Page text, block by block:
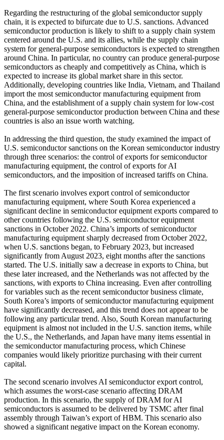
Regarding the restructuring of the global semiconductor supply
chain, it is expected to bifurcate due to U.S. sanctions. Advanced
semiconductor production is likely to shift to a supply chain system
centered around the U.S. and its allies, while the supply chain
system for general-purpose semiconductors is expected to strengthen
around China. In particular, no country can produce general-purpose
semiconductors as cheaply and competitively as China, which is
expected to increase its global market share in this sector.
Additionally, developing countries like India, Vietnam, and Thailand
import the most semiconductor manufacturing equipment from
China, and the establishment of a supply chain system for low-cost
general-purpose semiconductor production between China and these
countries is also an issue worth watching.
In addressing the third question, the study examined the impact of
U.S. semiconductor sanctions on the Korean semiconductor industry
through three scenarios: the control of exports for semiconductor
manufacturing equipment, the control of exports for AI
semiconductors, and the imposition of increased tariffs on China.
The first scenario involves export control of semiconductor
manufacturing equipment, where South Korea experienced a
significant decline in semiconductor equipment exports compared to
other countries following the U.S. semiconductor equipment
sanctions in October 2022. China’s imports of semiconductor
manufacturing equipment sharply decreased from October 2022,
when U.S. sanctions began, to February 2023, but increased
significantly from August 2023, eight months after the sanctions
started. The U.S. initially saw a decrease in exports to China, but
these later increased, and the Netherlands was not affected by the
sanctions, with exports to China increasing. Even after controlling
for variables such as the recent semiconductor business climate,
South Korea’s imports of semiconductor manufacturing equipment
have significantly decreased, and this trend does not appear to be
following any particular trend. Also, South Korean manufacturing
equipment is almost not included in the U.S. sanction items, while
the U.S., the Netherlands, and Japan have many items essential in
the semiconductor manufacturing process, which Chinese
companies would likely prioritize purchasing with their current
capital.
The second scenario involves AI semiconductor export control,
which assumes the worst-case scenario affecting DRAM
production. In this scenario, the supply of DRAM for AI
semiconductors is assumed to be delivered by TSMC after final
assembly through Taiwan’s export of HBM. This scenario also
showed a significant negative impact on the Korean economy.